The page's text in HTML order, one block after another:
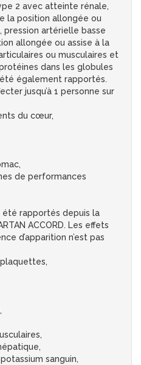
2 avec atteinte rénale,
la position allongée ou
pression artérielle basse
allongée ou assise à la
ou musculaires et
dans les globules
également rapportés.
jusqu’à 1 personne sur
du cœur,
de performances
été rapportés depuis la
ACCORD. Les effets
d’apparition n’est pas
sanguin,